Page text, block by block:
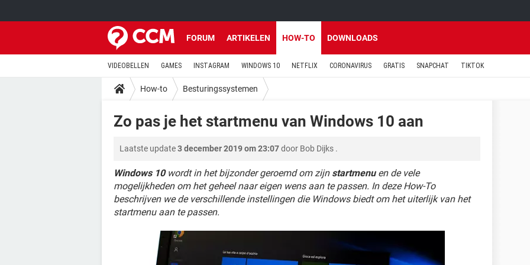
FORUM ARTIKELEN HOW-TO DOWNLOADS
VIDEOBELLEN GAMES INSTAGRAM WINDOWS 10 NETFLIX CORONAVIRUS GRATIS SNAPCHAT TIKTOK
How-to Besturingssystemen
Zo pas je het startmenu van Windows 10 aan
Laatste update3 december 2019 om 23:07door Bob Dijks .
Windows 10wordt in het bijzonder geroemd om zijn startmenuen de vele
mogelijkheden om het geheel naar eigen wens aan te passen. In deze How-To
beschrijven we de verschillende instellingen die Windows biedt om het uiterlijk van het
startmenu aan te passen.